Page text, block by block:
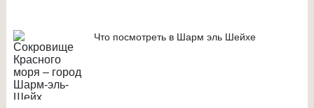
Что посмотреть в Шарм эль Шейхе